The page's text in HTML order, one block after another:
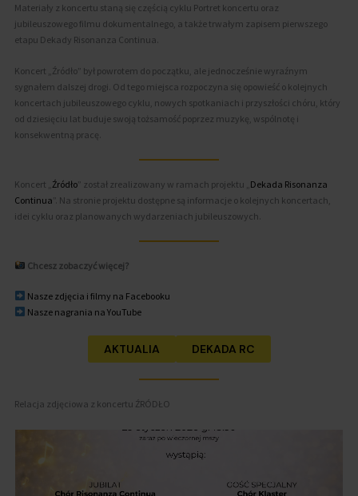
Materiały z koncertu staną się częścią cyklu Portret koncertu oraz
jubileuszowego filmu dokumentalnego, a także trwałym zapisem pierwszego
etapu Dekady Risonanza Continua.
Koncert „Źródło” był powrotem do początku, ale jednocześnie wyraźnym
sygnałem dalszej drogi. Od tego miejsca rozpoczyna się opowieść o kolejnych
koncertach jubileuszowego cyklu, nowych spotkaniach i przyszłości chóru, który
od dziesięciu lat buduje swoją tożsamość poprzez muzykę, wspólnotę i
konsekwentną pracę.
Koncert „Źródło” został zrealizowany w ramach projektu „ Dekada Risonanza
Continua”. Na stronie projektu dostępne są informacje o kolejnych koncertach,
idei cyklu oraz planowanych wydarzeniach jubileuszowych.
Chcesz zobaczyć więcej?
Nasze zdjęcia i filmy na Facebooku
Nasze nagrania na YouTube
AKTUALIA DEKADA RC
Relacja zdjęciowa z koncertu ŹRÓDŁO